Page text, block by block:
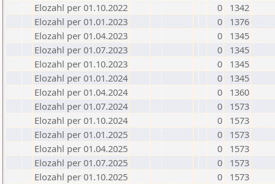
Elozahl per 01.10.2022
0
1342
Elozahl per 01.01.2023
0
1376
Elozahl per 01.04.2023
0
1345
Elozahl per 01.07.2023
0
1345
Elozahl per 01.10.2023
0
1345
Elozahl per 01.01.2024
0
1345
Elozahl per 01.04.2024
0
1360
Elozahl per 01.07.2024
0
1573
Elozahl per 01.10.2024
0
1573
Elozahl per 01.01.2025
0
1573
Elozahl per 01.04.2025
0
1573
Elozahl per 01.07.2025
0
1573
Elozahl per 01.10.2025
0
1573